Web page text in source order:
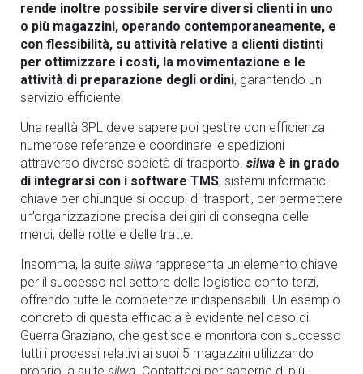
rende inoltre possibile servire diversi clienti in uno
o più magazzini, operando contemporaneamente, e
con flessibilità, su attività relative a clienti distinti
per ottimizzare i costi, la movimentazione e le
attività di preparazione degli ordini, garantendo un
servizio efficiente.
Una realtà 3PL deve sapere poi gestire con efficienza
numerose referenze e coordinare le spedizioni
attraverso diverse società di trasporto. silwa è in grado
di integrarsi con i software TMS, sistemi informatici
chiave per chiunque si occupi di trasporti, per permettere
un’organizzazione precisa dei giri di consegna delle
merci, delle rotte e delle tratte.
Insomma, la suite silwa rappresenta un elemento chiave
per il successo nel settore della logistica conto terzi,
offrendo tutte le competenze indispensabili. Un esempio
concreto di questa efficacia è evidente nel caso di
Guerra Graziano, che gestisce e monitora con successo
tutti i processi relativi ai suoi 5 magazzini utilizzando